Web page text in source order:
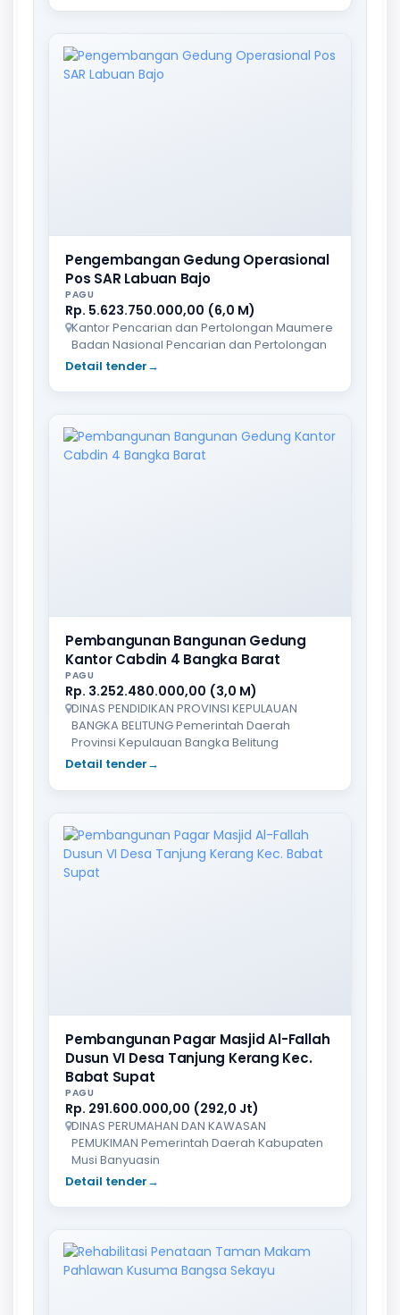
Pengembangan Gedung Operasional
Pos SAR Labuan Bajo
PAGU
Rp. 5.623.750.000,00 (6,0 M)
Kantor Pencarian dan Pertolongan Maumere
Badan Nasional Pencarian dan Pertolongan
Detail tender→
Pembangunan Bangunan Gedung
Kantor Cabdin 4 Bangka Barat
PAGU
Rp. 3.252.480.000,00 (3,0 M)
DINAS PENDIDIKAN PROVINSI KEPULAUAN
BANGKA BELITUNG Pemerintah Daerah
Provinsi Kepulauan Bangka Belitung
Detail tender→
Pembangunan Pagar Masjid Al-Fallah
Dusun VI Desa Tanjung Kerang Kec.
Babat Supat
PAGU
Rp. 291.600.000,00 (292,0 Jt)
DINAS PERUMAHAN DAN KAWASAN
PEMUKIMAN Pemerintah Daerah Kabupaten
Musi Banyuasin
Detail tender→